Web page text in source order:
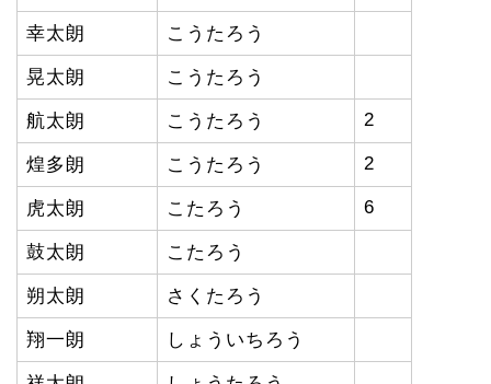
幸太朗 こうたろう
晃太朗 こうたろう
航太朗 こうたろう 2
煌多朗 こうたろう 2
虎太朗 こたろう 6
鼓太朗 こたろう
朔太朗 さくたろう
翔一朗 しょういちろう